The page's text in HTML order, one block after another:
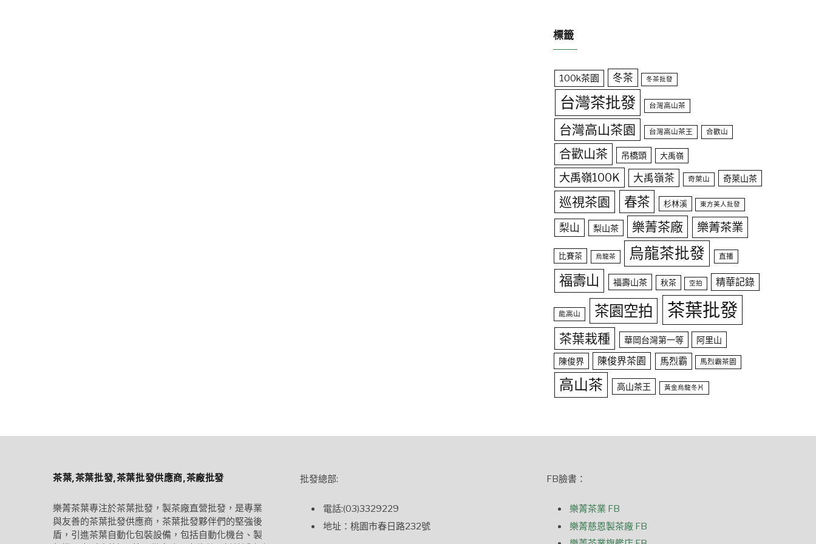
標籤
100k茶園 冬茶 冬茶批發
台灣茶批發 台灣高山茶
台灣高山茶園 台灣高山茶王 合歡山
合歡山茶 吊橋頭 大禹嶺
大禹嶺100K 大禹嶺茶 奇萊山 奇萊山茶
巡視茶園 春茶 杉林溪 東方美人批發
梨山 梨山茶 樂菁茶廠 樂菁茶業
比賽茶 烏龍茶 烏龍茶批發 直播
福壽山 福壽山茶 秋茶 空拍 精華記錄
能高山 茶園空拍 茶葉批發
茶葉栽種 華岡台灣第一等 阿里山
陳俊界 陳俊界茶園 馬烈霸 馬烈霸茶園
高山茶 高山茶王 黃金烏龍冬片
茶葉,茶葉批發,茶葉批發供應商,茶廠批發
樂菁茶葉專注於茶葉批發，製茶廠直營批發，是專業
與友善的茶葉批發供應商，茶葉批發夥伴們的堅強後
盾，引進茶葉自動化包裝設備，包括自動化機台、製
批發總部:
電話:(03)3329229
地址：桃園市春日路232號
FB臉書：
樂菁茶業 FB
樂菁慈恩製茶廠 FB